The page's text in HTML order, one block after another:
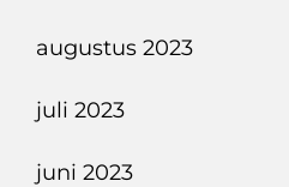
augustus 2023
juli 2023
juni 2023